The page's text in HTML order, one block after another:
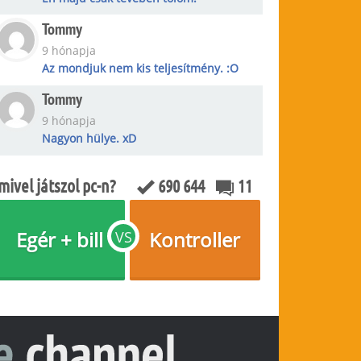
Tommy
9 hónapja
Az mondjuk nem kis teljesítmény. :O
Tommy
9 hónapja
Nagyon hülye. xD
játszol pc-n? 690 644 11
VS
Egér + bill Kontroller